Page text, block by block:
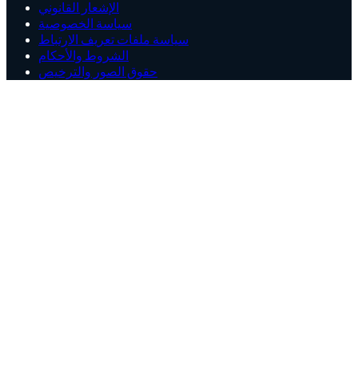
الإشعار القانوني
سياسة الخصوصية
سياسة ملفات تعريف الارتباط
الشروط والأحكام
حقوق الصور والترخيص